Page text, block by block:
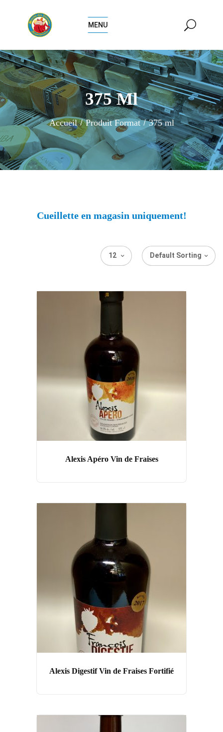
MENU
375 Ml
Accueil Produit Format 375 ml
Cueillette en magasin uniquement!
Default Sorting
12
Alexis Apéro Vin de Fraises
Alexis Digestif Vin de Fraises Fortifié